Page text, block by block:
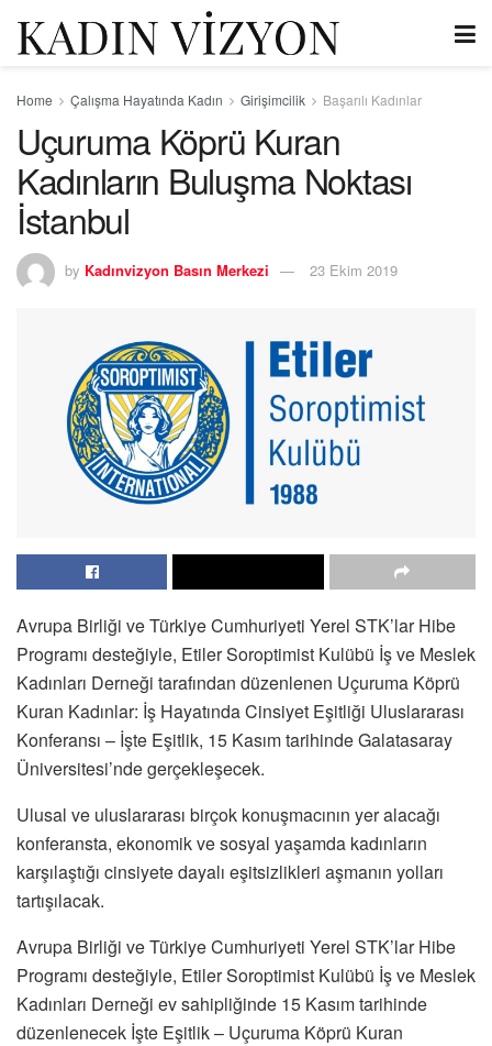
Home Çalışma Hayatında Kadın Girişimcilik Başarılı Kadınlar
Uçuruma Köprü Kuran
Kadınların Buluşma Noktası
İstanbul
by Kadınvizyon Basın Merkezi 23 Ekim 2019
Avrupa Birliği ve Türkiye Cumhuriyeti Yerel STK’lar Hibe
Programı desteğiyle, Etiler Soroptimist Kulübü İş ve Meslek
Kadınları Derneği tarafından düzenlenen Uçuruma Köprü
Kuran Kadınlar: İş Hayatında Cinsiyet Eşitliği Uluslararası
Konferansı – İşte Eşitlik, 15 Kasım tarihinde Galatasaray
Üniversitesi’nde gerçekleşecek.
Ulusal ve uluslararası birçok konuşmacının yer alacağı
konferansta, ekonomik ve sosyal yaşamda kadınların
karşılaştığı cinsiyete dayalı eşitsizlikleri aşmanın yolları
tartışılacak.
Avrupa Birliği ve Türkiye Cumhuriyeti Yerel STK’lar Hibe
Programı desteğiyle, Etiler Soroptimist Kulübü İş ve Meslek
Kadınları Derneği ev sahipliğinde 15 Kasım tarihinde
düzenlenecek İşte Eşitlik – Uçuruma Köprü Kuran